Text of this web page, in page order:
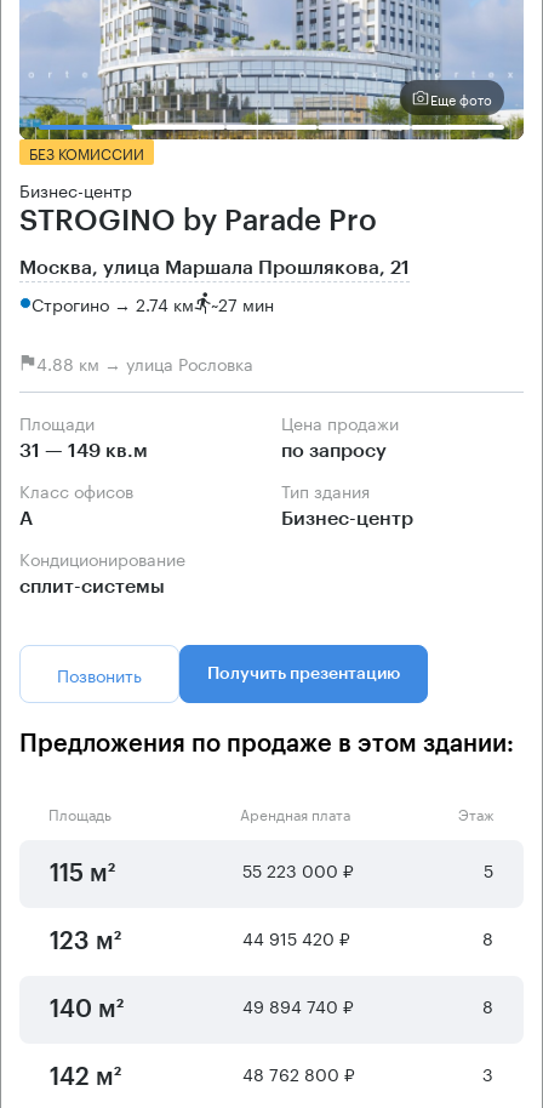
Еще фото
БЕЗ КОМИССИИ
Бизнес-центр
STROGINO by Parade Pro
Москва, улица Маршала Прошлякова, 21
Строгино → 2.74 км ~27 мин
4.88 км → улица Рословка
Площади
31 — 149 кв.м
Цена продажи
по запросу
Класс офисов
А
Тип здания
Бизнес-центр
Кондиционирование
сплит-системы
Позвонить Получить презентацию
Предложения по продаже в этом здании:
Площадь Арендная плата Этаж
115 м² 55 223 000 ₽ 5
123 м² 44 915 420 ₽ 8
140 м² 49 894 740 ₽ 8
142 м² 48 762 800 ₽ 3